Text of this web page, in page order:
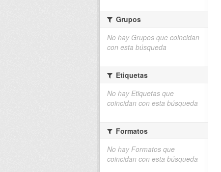
Grupos
No hay Grupos que coincidan
con esta búsqueda
Etiquetas
No hay Etiquetas que
coincidan con esta búsqueda
Formatos
No hay Formatos que
coincidan con esta búsqueda